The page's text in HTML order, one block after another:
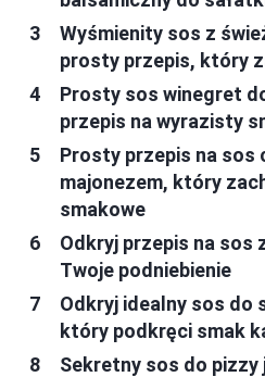
Wyśmienity sos z
prosty przepis, który
Prosty sos winegret
przepis na wyrazisty
Prosty przepis na sos
majonezem, który
smakowe
Odkryj przepis na sos
Twoje podniebienie
Odkryj idealny sos do
który podkręci smak
Sekretny sos do pizzy